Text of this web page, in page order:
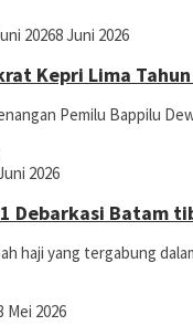
20268 Juni 2026
Kepri Lima
Pemilu Bappilu
2026
Debarkasi Batam
haji yang tergabung
Mei 2026